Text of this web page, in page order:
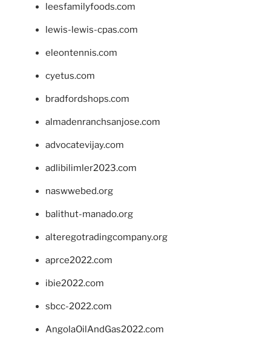
leesfamilyfoods.com
lewis-lewis-cpas.com
eleontennis.com
cyetus.com
bradfordshops.com
almadenranchsanjose.com
advocatevijay.com
adlibilimler2023.com
naswwebed.org
balithut-manado.org
alteregotradingcompany.org
aprce2022.com
ibie2022.com
sbcc-2022.com
AngolaOilAndGas2022.com